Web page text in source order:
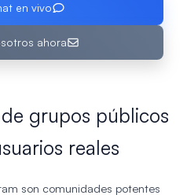
en vivo
ahora
grupos públicos
reales
son comunidades potentes